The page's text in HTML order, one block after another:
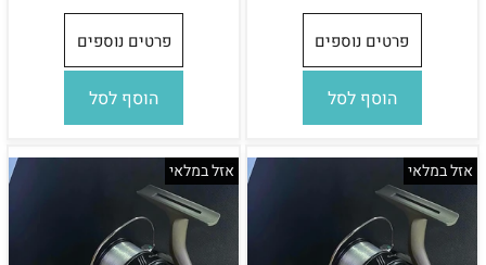
פרטים נוספים
הוסף לסל
פרטים נוספים
הוסף לסל
אזל במלאי אזל במלאי